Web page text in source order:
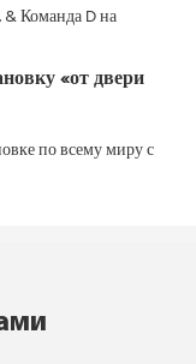
Команда D на
«от двери
по всему миру с